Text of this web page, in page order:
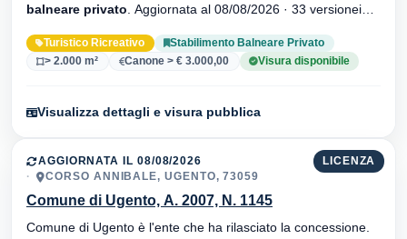
balneare privato
Turistico Ricreativo
Stabilimento Balneare Privato
> 2.000 m²
Canone > € 3.000,00 Visura disponibile
Visualizza dettagli e visura pubblica
LICENZA
AGGIORNATA IL 08/08/2026
CORSO ANNIBALE, UGENTO, 73059
Comune di Ugento, A. 2007, N. 1145
Comune di Ugento è l'ente che ha rilasciato la concessione.